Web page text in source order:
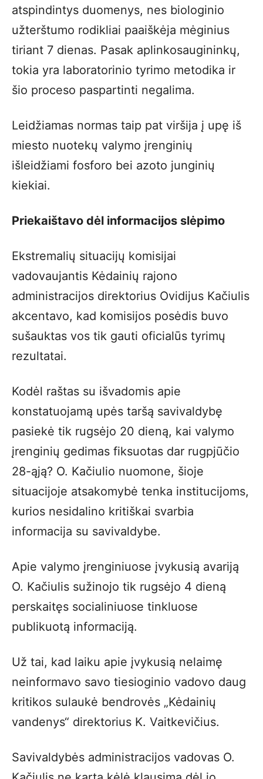
atspindintys duomenys, nes biologinio
užterštumo rodikliai paaiškėja mėginius
tiriant 7 dienas. Pasak aplinkosaugininkų,
tokia yra laboratorinio tyrimo metodika ir
šio proceso paspartinti negalima.
Leidžiamas normas taip pat viršija į upę iš
miesto nuotekų valymo įrenginių
išleidžiami fosforo bei azoto junginių
kiekiai.
Priekaištavo dėl informacijos slėpimo
Ekstremalių situacijų komisijai
vadovaujantis Kėdainių rajono
administracijos direktorius Ovidijus Kačiulis
akcentavo, kad komisijos posėdis buvo
sušauktas vos tik gauti oficialūs tyrimų
rezultatai.
Kodėl raštas su išvadomis apie
konstatuojamą upės taršą savivaldybę
pasiekė tik rugsėjo 20 dieną, kai valymo
įrenginių gedimas fiksuotas dar rugpjūčio
28-ąją? O. Kačiulio nuomone, šioje
situacijoje atsakomybė tenka institucijoms,
kurios nesidalino kritiškai svarbia
informacija su savivaldybe.
Apie valymo įrenginiuose įvykusią avariją
O. Kačiulis sužinojo tik rugsėjo 4 dieną
perskaitęs socialiniuose tinkluose
publikuotą informaciją.
Už tai, kad laiku apie įvykusią nelaimę
neinformavo savo tiesioginio vadovo daug
kritikos sulaukė bendrovės „Kėdainių
vandenys“ direktorius K. Vaitkevičius.
Savivaldybės administracijos vadovas O.